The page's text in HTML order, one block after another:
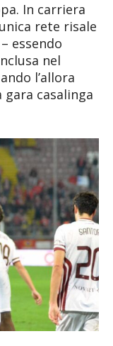
In carriera
rete risale
essendo
nel
l’allora
casalinga